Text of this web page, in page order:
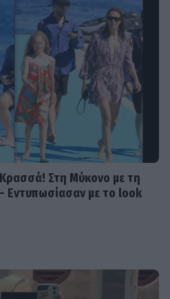
Στη Μύκονο με τη
Εντυπωσίασαν με το look